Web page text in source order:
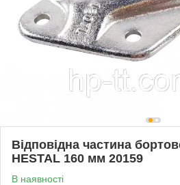
Відповідна частина
HESTAL 160 мм 20159
В наявності